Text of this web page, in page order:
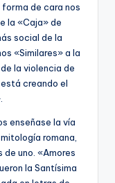
de cara nos
la «Caja» de
social de la
«Similares» a la
la violencia de
creando el
enseñase la vía
romana,
uno. «Amores
la Santísima